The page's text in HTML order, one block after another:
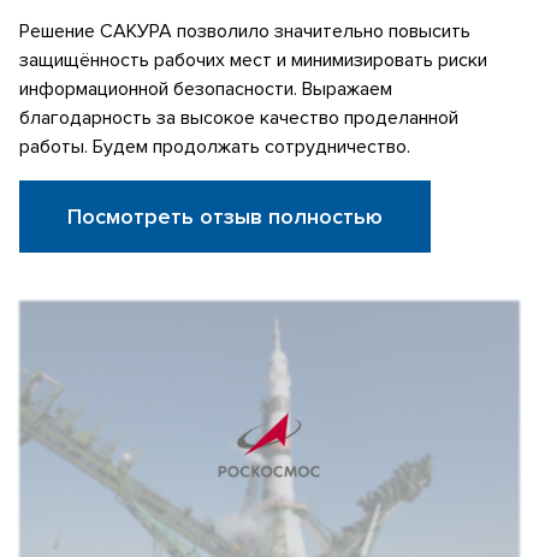
Решение САКУРА позволило значительно повысить
защищённость рабочих мест и минимизировать риски
информационной безопасности. Выражаем
благодарность за высокое качество проделанной
работы. Будем продолжать сотрудничество.
Посмотреть отзыв полностью